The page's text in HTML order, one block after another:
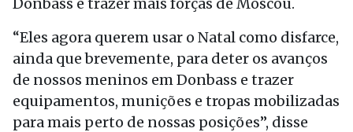
“Eles agora querem usar o Natal como disfarce,
ainda que brevemente, para deter os avanços
de nossos meninos em Donbass e trazer
equipamentos, munições e tropas mobilizadas
para mais perto de nossas posições”, disse